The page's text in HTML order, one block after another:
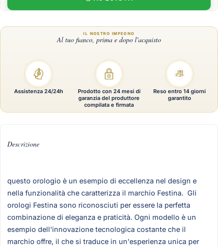
Descrizione
questo orologio è un esempio di eccellenza nel design e
nella funzionalità che caratterizza il marchio Festina. Gli
orologi Festina sono riconosciuti per essere la perfetta
combinazione di eleganza e praticità. Ogni modello è un
esempio dell'innovazione tecnologica costante che il
marchio offre, il che si traduce in un'esperienza unica per
Assistenza 24/24h
Prodotto con 24 mesi di
garanzia del produttore
compilata e firmata
Reso entro 14 giorni
garantito